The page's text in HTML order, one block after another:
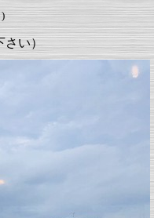
さい）